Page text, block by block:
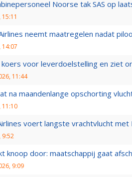
Noorse tak SAS op
neemt maatregelen nadat
14:07
koers voor leverdoelstelling en ziet
11:44
na maandenlange opschorting
11:10
voert langste vrachtvlucht
9:52
knoop door: maatschappij gaat
9:09